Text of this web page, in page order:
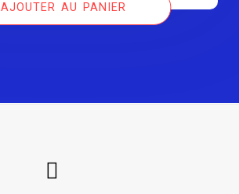
AJOUTER AU PANIER